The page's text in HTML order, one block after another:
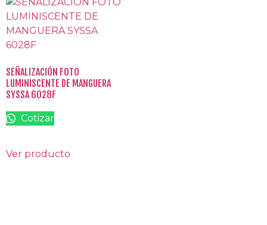
SEÑALIZACIÓN FOTO
LUMINISCENTE DE MANGUERA
SYSSA 6028F
Cotizar
Ver producto